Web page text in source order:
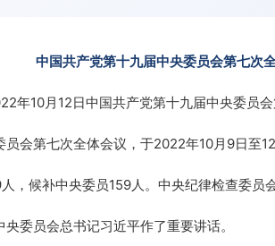
中国共产党第十九届中央委员会第七次
10月12日中国共产党第十九届中央委员会
第七次全体会议，于2022年10月9日至12
候补中央委员159人。中央纪律检查委员会
员会总书记习近平作了重要讲话。